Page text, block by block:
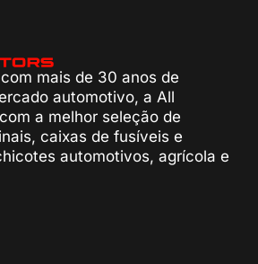
mais de 30 anos de
automotivo, a All
a melhor seleção de
caixas de fusíveis e
automotivos, agrícola e